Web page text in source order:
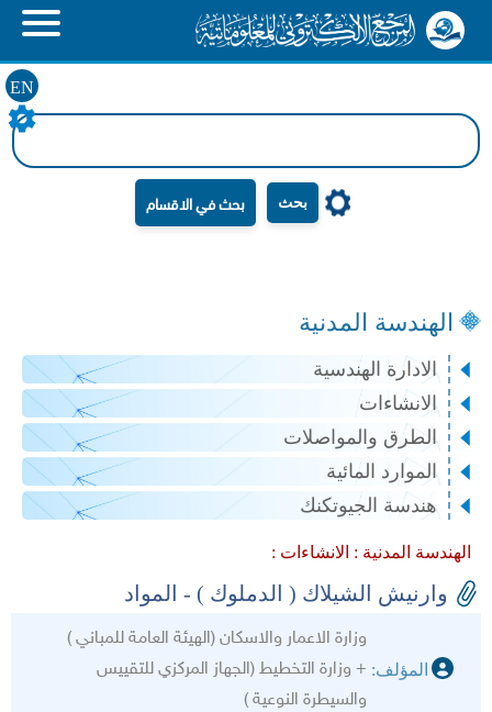
EN
بحث
الهندسة المدنية
الادارة الهندسية
الانشاءات
الطرق والمواصلات
الموارد المائية
هندسة الجيوتكنك
الهندسة المدنية : الانشاءات :
وارنيش الشيلاك ( الدملوك ) - المواد
المؤلف:
وزارة الاعمار والاسكان (الهيئة العامة للمباني )
+ وزارة التخطيط (الجهاز المركزي للتقييس
والسيطرة النوعية )